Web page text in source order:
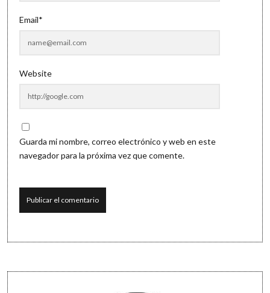
Email*
Website
Guarda mi nombre, correo electrónico y web en este
navegador para la próxima vez que comente.
Sidebar